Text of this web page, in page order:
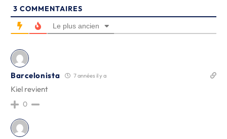
3 COMMENTAIRES
Le plus ancien
Barcelonista 7 années il y a
Kiel revient
0